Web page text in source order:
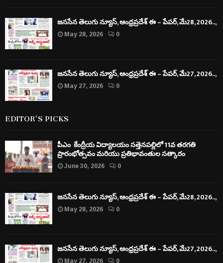
జనసేన తెలుగు న్యూస్, ఆంధ్రప్రదేశ్ ఈ – పేపర్, మే28, 2026..,
May 28, 2026
0
జనసేన తెలుగు న్యూస్, ఆంధ్రప్రదేశ్ ఈ – పేపర్, మే27, 2026..,
May 27, 2026
0
EDITOR'S PICKS
పీఎం కేంద్రీయ విద్యాలయం సత్తెనపల్లిలో 11వ తరగతి
ప్రారంభోత్సవం మరియు ప్రతిభావంతుల సత్కారం
June 30, 2026
0
జనసేన తెలుగు న్యూస్, ఆంధ్రప్రదేశ్ ఈ – పేపర్, మే28, 2026..,
May 28, 2026
0
జనసేన తెలుగు న్యూస్, ఆంధ్రప్రదేశ్ ఈ – పేపర్, మే27, 2026..,